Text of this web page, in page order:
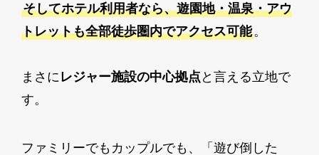
そしてホテル利用者なら、遊園地・温泉・アウ
トレットも全部徒歩圏内でアクセス可能。
まさにレジャー施設の中心拠点と言える立地で
す。
ファミリーでもカップルでも、「遊び倒した